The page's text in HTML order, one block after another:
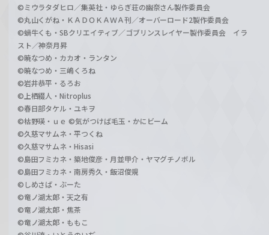
©ミウラタダヒロ／集英社・ゆらぎ荘の幽奈さん製作委員会
©丸山くがね・ＫＡＤＯＫＡＷＡ刊／オーバーロード2製作委員会
©蝸牛くも・SBクリエイティブ／ゴブリンスレイヤー製作委員会 イラ
スト／神奈月昇
©暁なつめ・カカオ・ランタン
©暁なつめ・三嶋くろね
©岩井恭平・るろお
©上栖綴人・Nitroplus
©春日部タケル・ユキヲ
©枯野瑛・ｕｅ ©気がつけば毛玉・かにビーム
©久慈マサムネ・平つくね
©久慈マサムネ・Hisasi
©島田フミカネ・築地俊彦・月並甲介・ヤマグチノボル
©島田フミカネ・南房秀久・飯沼俊規
©しめさば・ぶーた
©竜ノ湖太郎・天之有
©竜ノ湖太郎・焦茶
©竜ノ湖太郎・ももこ